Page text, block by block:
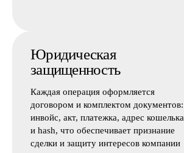
Юридическая
защищенность
Каждая операция оформляется
договором и комплектом документов:
инвойс, акт, платежка, адрес кошелька
и hash, что обеспечивает признание
сделки и защиту интересов компании